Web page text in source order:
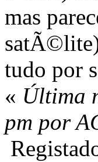
mas
tudo por
« Última
pm por